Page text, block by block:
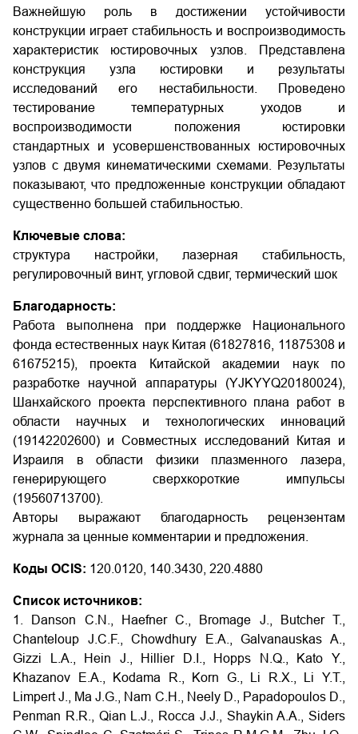
Важнейшую роль в достижении устойчивости
конструкции играет стабильность и воспроизводимость
характеристик юстировочных узлов. Представлена
конструкция узла юстировки и результаты
исследований его нестабильности. Проведено
тестирование температурных уходов и
воспроизводимости положения юстировки
стандартных и усовершенствованных юстировочных
узлов с двумя кинематическими схемами. Результаты
показывают, что предложенные конструкции обладают
существенно большей стабильностью.
Ключевые слова:
структура настройки, лазерная стабильность,
регулировочный винт, угловой сдвиг, термический шок
Благодарность:
Работа выполнена при поддержке Национального
фонда естественных наук Китая (61827816, 11875308 и
61675215), проекта Китайской академии наук по
разработке научной аппаратуры (YJKYYQ20180024),
Шанхайского проекта перспективного плана работ в
области научных и технологических инноваций
(19142202600) и Совместных исследований Китая и
Израиля в области физики плазменного лазера,
генерирующего сверхкороткие импульсы
(19560713700).
Авторы выражают благодарность рецензентам
журнала за ценные комментарии и предложения.
Коды OCIS: 120.0120, 140.3430, 220.4880
Список источников:
1. Danson C.N., Haefner C., Bromage J., Butcher T.,
Chanteloup J.C.F., Chowdhury E.A., Galvanauskas A.,
Gizzi L.A., Hein J., Hillier D.I., Hopps N.Q., Kato Y.,
Khazanov E.A., Kodama R., Korn G., Li R.X., Li Y.T.,
Limpert J., Ma J.G., Nam C.H., Neely D., Papadopoulos D.,
Penman R.R., Qian L.J., Rocca J.J., Shaykin A.A., Siders